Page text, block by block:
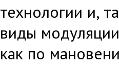
технологии и,
виды
как по